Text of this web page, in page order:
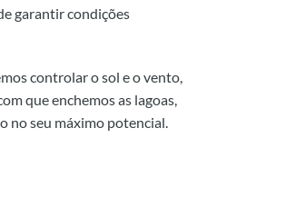
garantir condições
controlar o sol e o vento,
que enchemos as lagoas,
no seu máximo potencial.